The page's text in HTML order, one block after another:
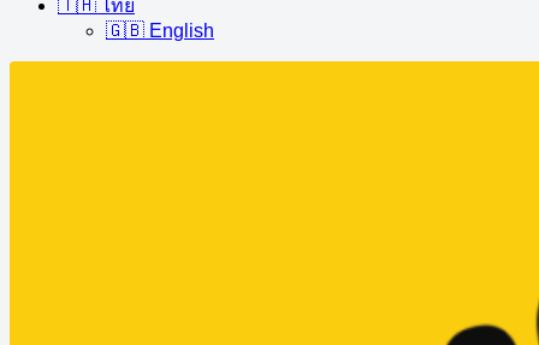
🇹🇭 ไทย
🇬🇧 English